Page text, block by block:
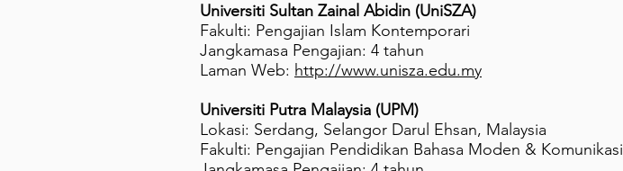
Universiti Sultan Zainal Abidin (UniSZA)
Fakulti: Pengajian Islam Kontemporari
Jangkamasa Pengajian: 4 tahun
Laman Web: http://www.unisza.edu.my
Universiti Putra Malaysia (UPM)
Lokasi: Serdang, Selangor Darul Ehsan, Malaysia
Fakulti: Pengajian Pendidikan Bahasa Moden & Komunikasi